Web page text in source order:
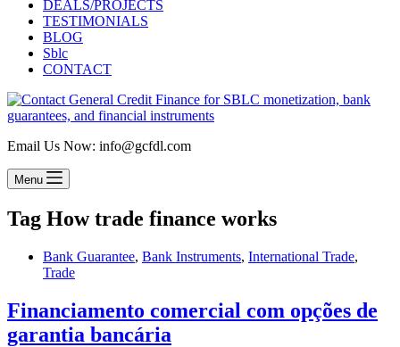
DEALS/PROJECTS
TESTIMONIALS
BLOG
Sblc
CONTACT
Email Us Now: info@gcfdl.com
Menu
Tag How trade finance works
Bank Guarantee, Bank Instruments, International Trade,
Trade
Financiamento comercial com opções de
garantia bancária